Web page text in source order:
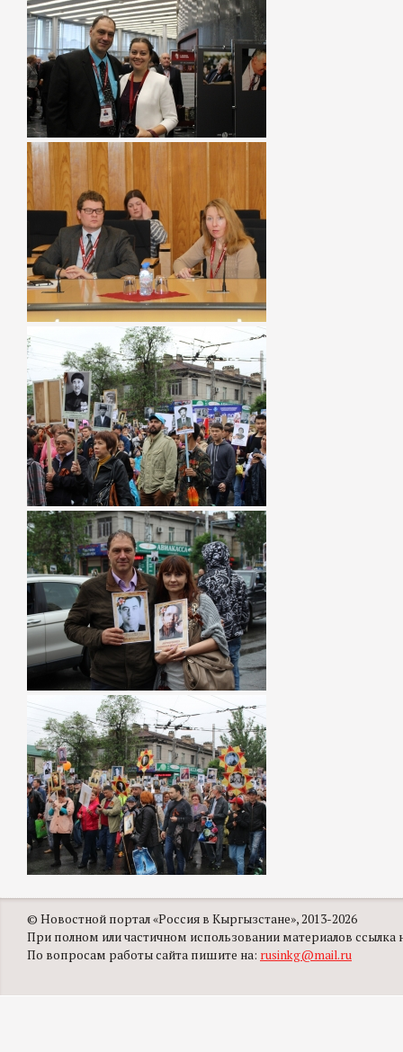
© Новостной портал «Россия в Кыргызстане», 2013-2026
При полном или частичном использовании материалов ссылка
По вопросам работы сайта пишите на: rusinkg@mail.ru